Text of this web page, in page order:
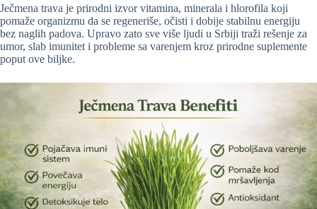
Ječmena trava je prirodni izvor vitamina, minerala i hlorofila koji
pomaže organizmu da se regeneriše, očisti i dobije stabilnu energiju
bez naglih padova. Upravo zato sve više ljudi u Srbiji traži rešenje za
umor, slab imunitet i probleme sa varenjem kroz prirodne suplemente
poput ove biljke.